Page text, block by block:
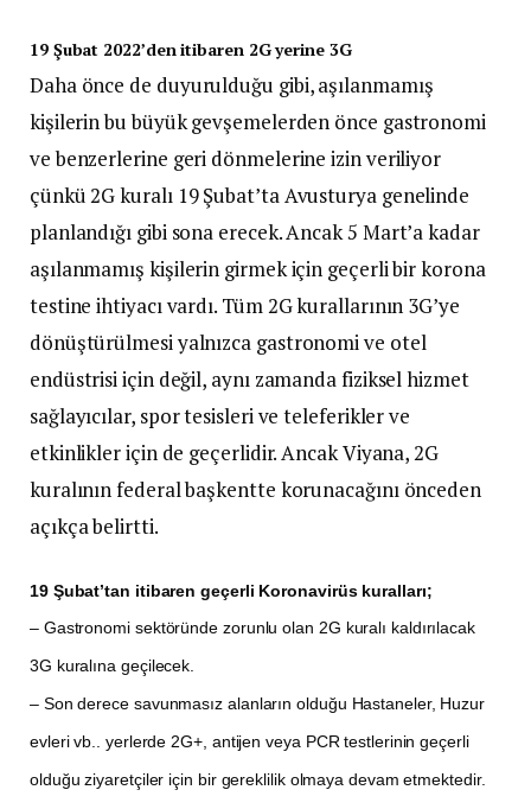
19 Şubat 2022’den itibaren 2G yerine 3G
Daha önce de duyurulduğu gibi, aşılanmamış
kişilerin bu büyük gevşemelerden önce gastronomi
ve benzerlerine geri dönmelerine izin veriliyor
çünkü 2G kuralı 19 Şubat’ta Avusturya genelinde
planlandığı gibi sona erecek. Ancak 5 Mart’a kadar
aşılanmamış kişilerin girmek için geçerli bir korona
testine ihtiyacı vardı. Tüm 2G kurallarının 3G’ye
dönüştürülmesi yalnızca gastronomi ve otel
endüstrisi için değil, aynı zamanda fiziksel hizmet
sağlayıcılar, spor tesisleri ve teleferikler ve
etkinlikler için de geçerlidir. Ancak Viyana, 2G
kuralının federal başkentte korunacağını önceden
açıkça belirtti.
19 Şubat’tan itibaren geçerli Koronavirüs kuralları;
– Gastronomi sektöründe zorunlu olan 2G kuralı kaldırılacak
3G kuralına geçilecek.
– Son derece savunmasız alanların olduğu Hastaneler, Huzur
evleri vb.. yerlerde 2G+, antijen veya PCR testlerinin geçerli
olduğu ziyaretçiler için bir gereklilik olmaya devam etmektedir.